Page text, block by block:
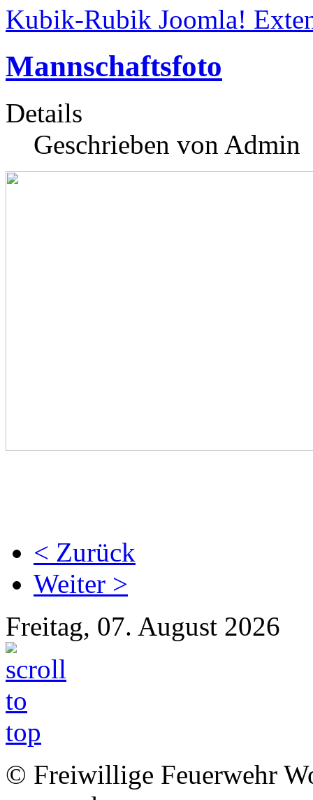
Kubik-Rubik Joomla!
Mannschaftsfoto
Details
Geschrieben von Admin
< Zurück
Weiter >
Freitag, 07. August 2026
© Freiwillige Feuerwehr